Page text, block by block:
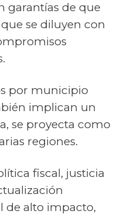
garantías de que
se diluyen con
por municipio
implican un
se proyecta como
regiones.
fiscal, justicia
de alto impacto,